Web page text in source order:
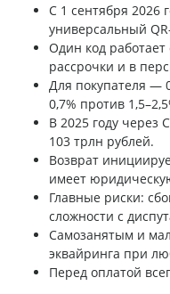
С 1 сентября 2026
универсальный
Один код
рассрочки и в
Для покупателя —
0,7% против
В 2025 году
103 трлн рублей.
Возврат
имеет
Главные риски:
сложности с
Самозанятым и
эквайринга при
Перед оплатой